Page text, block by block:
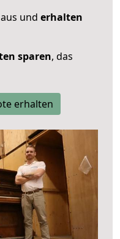
und erhalten
sparen, das
erhalten